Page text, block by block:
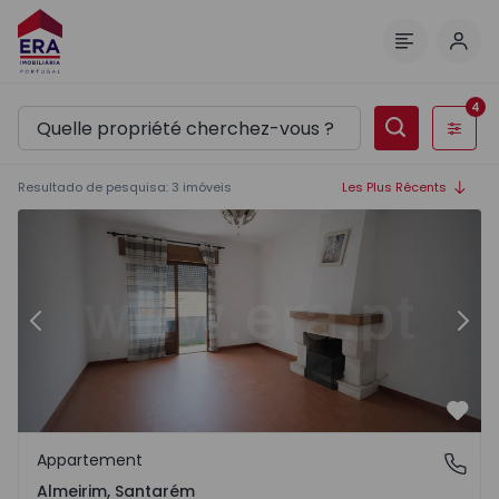
Filtres
4
Resultado de pesquisa: 3 imóveis Les Plus Récents
Appartement T3 Almeirim - 1573228 - 2
Précédent
Almeirim, Santarém
Appartement
Almeirim, Santarém